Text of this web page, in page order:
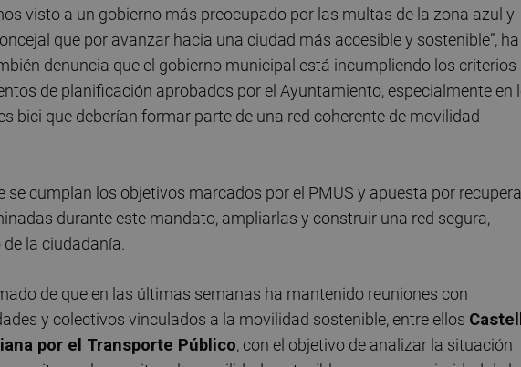
visto a un gobierno más preocupado por las multas de la zona azul y
que por avanzar hacia una ciudad más accesible y sostenible”, ha
denuncia que el gobierno municipal está incumpliendo los criterios
de planificación aprobados por el Ayuntamiento, especialmente en
bici que deberían formar parte de una red coherente de movilidad
se cumplan los objetivos marcados por el PMUS y apuesta por
durante este mandato, ampliarlas y construir una red segura,
la ciudadanía.
de que en las últimas semanas ha mantenido reuniones con
y colectivos vinculados a la movilidad sostenible, entre ellos
por el Transporte Público, con el objetivo de analizar la situación